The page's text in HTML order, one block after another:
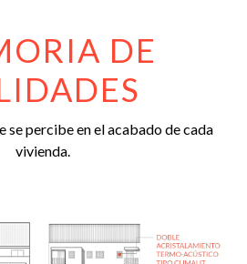
DE
se percibe en el acabado de cada
vivienda.